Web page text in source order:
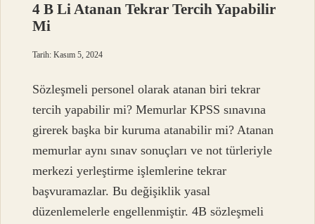
4 B Li Atanan Tekrar Tercih Yapabilir
Mi
Tarih: Kasım 5, 2024
Sözleşmeli personel olarak atanan biri tekrar
tercih yapabilir mi? Memurlar KPSS sınavına
girerek başka bir kuruma atanabilir mi? Atanan
memurlar aynı sınav sonuçları ve not türleriyle
merkezi yerleştirme işlemlerine tekrar
başvuramazlar. Bu değişiklik yasal
düzenlemelerle engellenmiştir. 4B sözleşmeli